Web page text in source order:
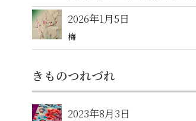
2026年1月5日
梅
きものつれづれ
2023年8月3日